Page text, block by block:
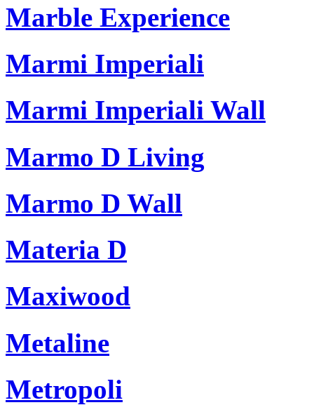
Marble Experience
Marmi Imperiali
Marmi Imperiali Wall
Marmo D Living
Marmo D Wall
Materia D
Maxiwood
Metaline
Metropoli